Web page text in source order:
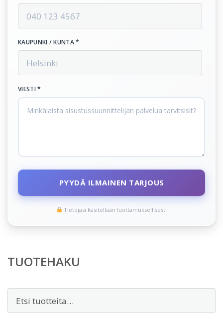
KAUPUNKI / KUNTA *
VIESTI *
PYYDÄ ILMAINEN TARJOUS
Tietojasi käsitellään luottamuksellisesti
TUOTEHAKU